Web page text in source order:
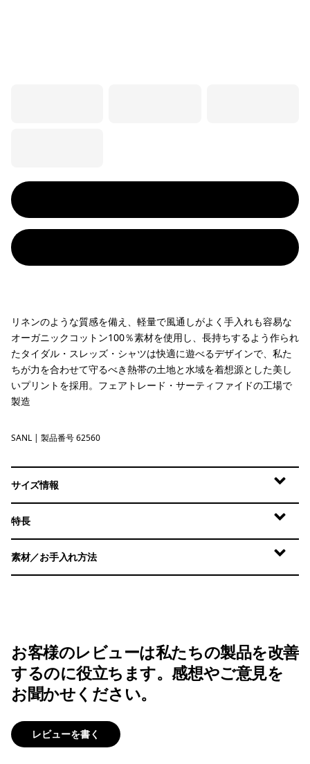
リネンのような質感を備え、軽量で風通しがよく手入れも容易な
オーガニックコットン100％素材を使用し、長持ちするよう作られ
たタイダル・スレッズ・シャツは快適に遊べるデザインで、私た
ちが力を合わせて守るべき熱帯の土地と水域を着想源とした美し
いプリントを採用。フェアトレード・サーティファイドの工場で
製造
Sardines: Natural
SANL | 製品番号 62560
サイズ情報
特長
素材／お手入れ方法
お客様のレビューは私たちの製品を改善
するのに役立ちます。感想やご意見を
お聞かせください。
レビューを書く